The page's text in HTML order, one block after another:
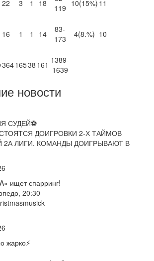
22 3 1 18
119 10(15%) 11
16 1 1 14
83-
173
4(8.%) 10
36416538 161 1389-
1639
новости
СУДЕЙ⚽
ДОИГРОВКИ 2-Х ТАЙМОВ
2А ЛИГИ. КОМАНДЫ ДОИГРЫВАЮТ В
ищет спарринг!
20:30
жарко⚡️